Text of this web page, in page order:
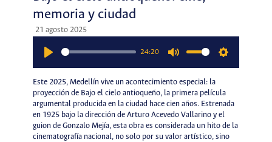
memoria y ciudad
21 agosto 2025
24:20
Este 2025, Medellín vive un acontecimiento especial: la
proyección de Bajo el cielo antioqueño, la primera película
argumental producida en la ciudad hace cien años. Estrenada
en 1925 bajo la dirección de Arturo Acevedo Vallarino y el
guion de Gonzalo Mejía, esta obra es considerada un hito de la
cinematografía nacional, no solo por su valor artístico, sino